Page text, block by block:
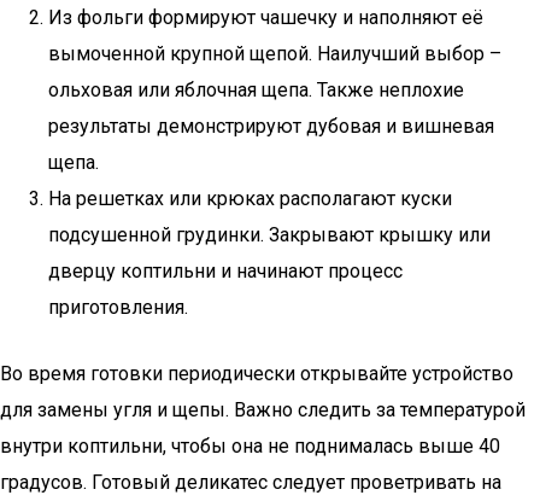
Из фольги формируют чашечку и наполняют её
вымоченной крупной щепой. Наилучший выбор –
ольховая или яблочная щепа. Также неплохие
результаты демонстрируют дубовая и вишневая
щепа.
На решетках или крюках располагают куски
подсушенной грудинки. Закрывают крышку или
дверцу коптильни и начинают процесс
приготовления.
Во время готовки периодически открывайте устройство
для замены угля и щепы. Важно следить за температурой
внутри коптильни, чтобы она не поднималась выше 40
градусов. Готовый деликатес следует проветривать на